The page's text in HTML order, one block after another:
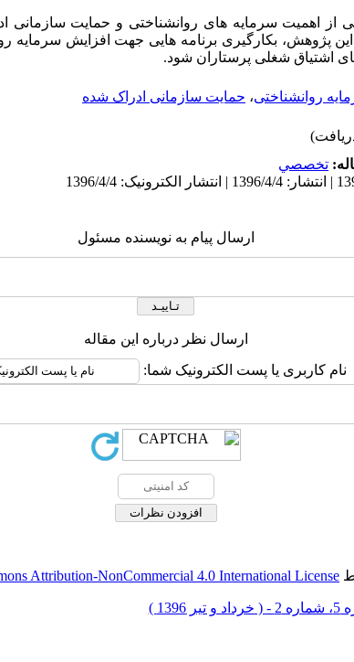
از اهمیت سرمایه های روانشناختی و حمایت سازمانی
این پژوهش، بکارگیری برنامه هایی جهت افزایش سرمایه
اشتیاق شغلی پرستاران شود.
روانشناختی، حمایت سازمانی ادراک شده
تخصصي
ارسال پیام به نویسنده مسئول
ارسال نظر درباره این مقاله
نام کاربری یا پست الکترونیک شما:
Attribution-NonCommercial 4.0 International License
و تیر 1396 )